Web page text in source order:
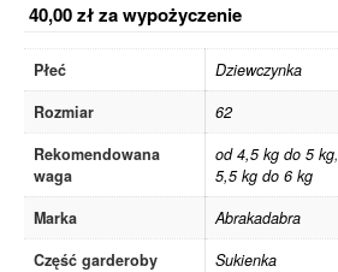
40,00złza wypożyczenie
Płeć
Dziewczynka
Rozmiar
62
Rekomendowana
waga
od 4,5 kg do 5 kg,
5,5 kg do 6 kg
Marka
Abrakadabra
Część garderoby
Sukienka